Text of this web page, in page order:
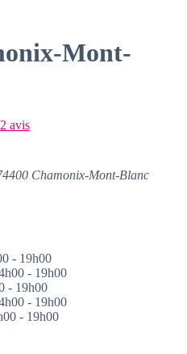
Mont-
avis
Chamonix-Mont-Blanc
- 19h00
- 19h00
- 19h00
- 19h00
- 19h00